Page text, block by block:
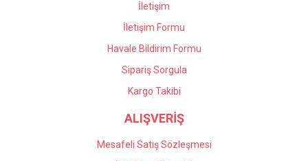
Gönder
İletişim
İletişim Formu
Havale Bildirim Formu
Sipariş Sorgula
Kargo Takibi
ALIŞVERİŞ
Mesafeli Satış Sözleşmesi